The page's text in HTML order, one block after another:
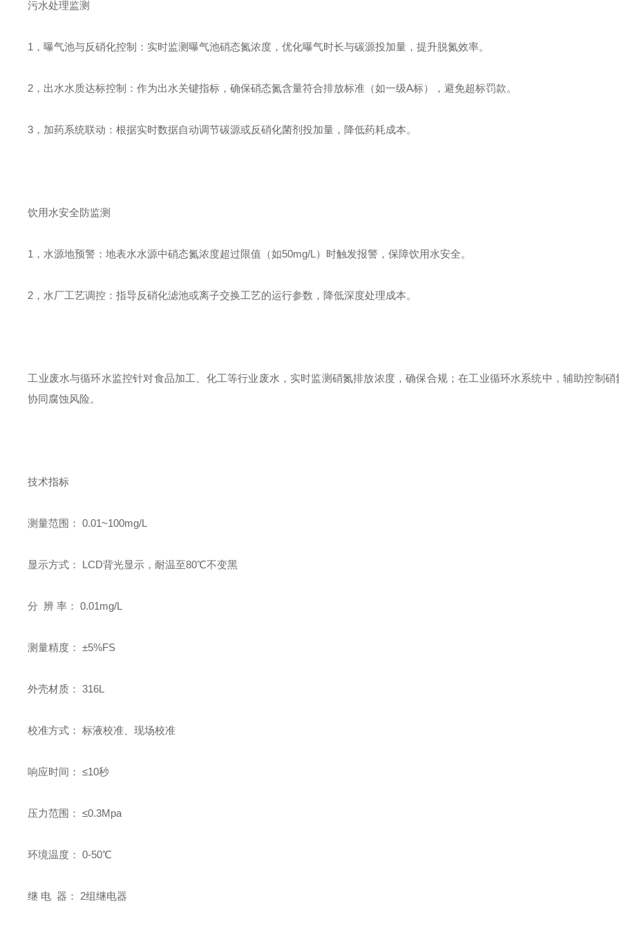
污水处理监测
1，曝气池与反硝化控制：实时监测曝气池硝态氮浓度，优化曝气时长与碳源投加量，提升脱氮效率。
2，出水水质达标控制：作为出水关键指标，确保硝态氮含量符合排放标准（如一级A标），避免超标罚款。
3，加药系统联动：根据实时数据自动调节碳源或反硝化菌剂投加量，降低药耗成本。
饮用水安全防监测
1，水源地预警：地表水水源中硝态氮浓度超过限值（如50mg/L）时触发报警，保障饮用水安全。
2，水厂工艺调控：指导反硝化滤池或离子交换工艺的运行参数，降低深度处理成本。
工业废水与循环水监控针对食品加工、化工等行业废水，实时监测硝氮排放浓度，确保合规；在工业循环水系统中，辅助控制硝
协同腐蚀风险。
技术指标
测量范围： 0.01~100mg/L
显示方式： LCD背光显示，耐温至80℃不变黑
分 辨 率： 0.01mg/L
测量精度： ±5%FS
外壳材质： 316L
校准方式： 标液校准、现场校准
响应时间： ≤10秒
压力范围： ≤0.3Mpa
环境温度： 0-50℃
继 电 器： 2组继电器